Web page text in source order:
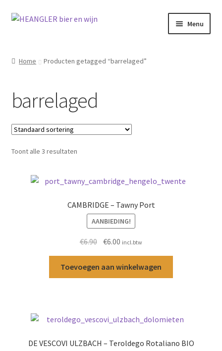
Ga
Ga
Menu
Home Producten getagged “barrelaged”
barrelaged
Toont alle 3 resultaten
CAMBRIDGE – Tawny Port
AANBIEDING!
€6.90 Oorspronkelijke
was:
€6.90.
€6.00 Huidige
is:
€6.00.
incl.btw
Toevoegen aan winkelwagen
DE VESCOVI ULZBACH – Teroldego Rotaliano BIO